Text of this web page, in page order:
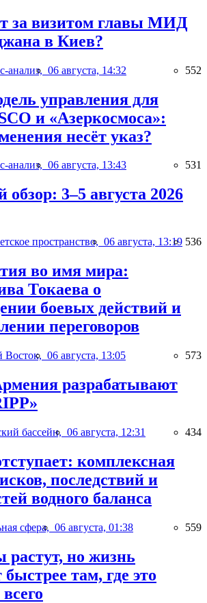
за визитом главы МИД
в Киев?
анализ, 06 августа, 14:32 552
управления для
и «Азеркосмоса»:
несёт указ?
анализ, 06 августа, 13:43 531
обзор: 3–5 августа 2026
пространство, 06 августа, 13:19 536
во имя мира:
Токаева о
боевых действий и
переговоров
Восток, 06 августа, 13:05 573
разрабатывают
бассейн, 06 августа, 12:31 434
комплексная
последствий и
водного баланса
сфера, 06 августа, 01:38 559
растут, но жизнь
быстрее там, где это